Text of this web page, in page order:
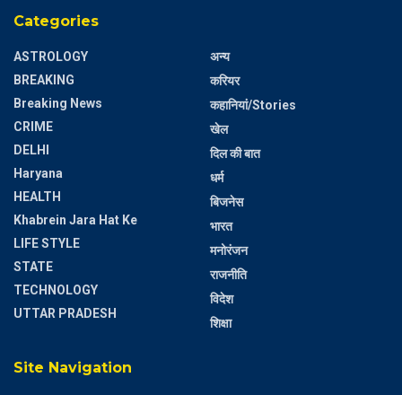
Categories
ASTROLOGY
BREAKING
Breaking News
CRIME
DELHI
Haryana
HEALTH
Khabrein Jara Hat Ke
LIFE STYLE
STATE
TECHNOLOGY
UTTAR PRADESH
अन्य
करियर
कहानियां/Stories
खेल
दिल की बात
धर्म
बिजनेस
भारत
मनोरंजन
राजनीति
विदेश
शिक्षा
Site Navigation